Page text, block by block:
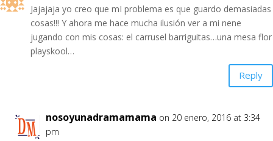
Jajajaja yo creo que mI problema es que guardo demasiadas
cosas!!! Y ahora me hace mucha ilusión ver a mi nene
jugando con mis cosas: el carrusel barriguitas…una mesa flor
playskool…
Reply
nosoyunadramamama on 20 enero, 2016 at 3:34
pm